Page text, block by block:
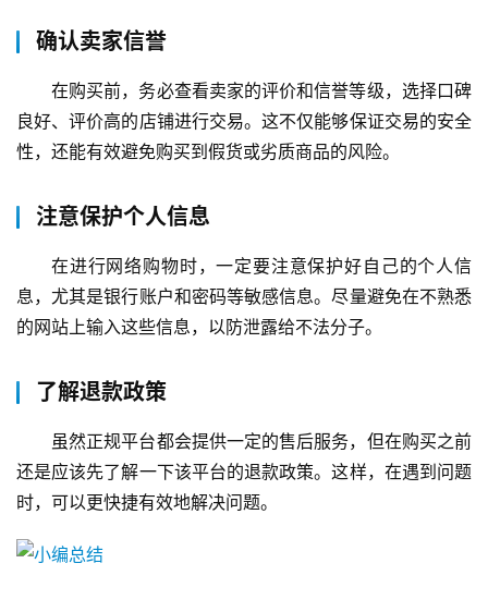
确认卖家信誉
在购买前，务必查看卖家的评价和信誉等级，选择口碑
良好、评价高的店铺进行交易。这不仅能够保证交易的安全
性，还能有效避免购买到假货或劣质商品的风险。
注意保护个人信息
在进行网络购物时，一定要注意保护好自己的个人信
息，尤其是银行账户和密码等敏感信息。尽量避免在不熟悉
的网站上输入这些信息，以防泄露给不法分子。
了解退款政策
虽然正规平台都会提供一定的售后服务，但在购买之前
还是应该先了解一下该平台的退款政策。这样，在遇到问题
时，可以更快捷有效地解决问题。